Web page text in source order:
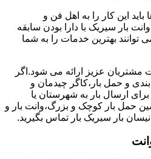
این کار را به اهل فن و
بار سیریک با دارا بودن سابقه
توانند بهترین خدمات را به شما
عزیز ارائه می شود.اگر
و حمل بار،کاگر چیدمان و
ارسال بار به شهرستان یا
حمل بار کوچک و بزرگ،وانت بار و
بار سیریک بار تماس بگیرید.